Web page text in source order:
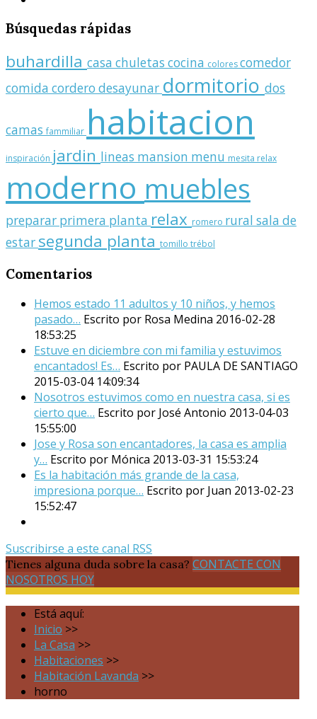
Búsquedas rápidas
buhardilla casa chuletas cocina colorescomedor
comida cordero desayunar dormitorio dos
camasfammiliar habitacion
inspiración jardin lineas mansion menu mesita relax
moderno muebles
preparar primera planta relax romero rural sala de
estar segunda planta tomillo trébol
Comentarios
Hemos estado 11 adultos y 10 niños, y hemos
pasado… Escrito por Rosa Medina 2016-02-28
18:53:25
Estuve en diciembre con mi familia y estuvimos
encantados! Es… Escrito por PAULA DE SANTIAGO
2015-03-04 14:09:34
Nosotros estuvimos como en nuestra casa, si es
cierto que… Escrito por José Antonio 2013-04-03
15:55:00
Jose y Rosa son encantadores, la casa es amplia
y… Escrito por Mónica 2013-03-31 15:53:24
Es la habitación más grande de la casa,
impresiona porque… Escrito por Juan 2013-02-23
15:52:47
Suscribirse a este canal RSS
Tienes alguna duda sobre la casa? CONTACTE CON
NOSOTROS HOY
Está aquí:
Inicio >>
La Casa >>
Habitaciones >>
Habitación Lavanda >>
horno